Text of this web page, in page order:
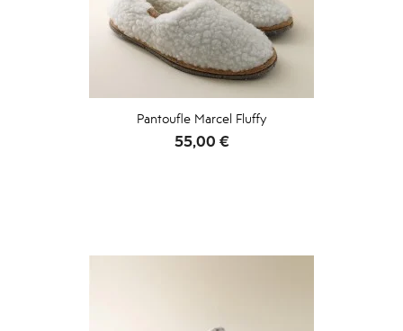
Pantoufle Marcel Fluffy
Prix
55,00 €